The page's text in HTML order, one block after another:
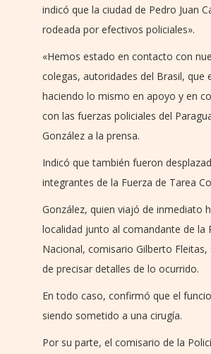
indicó que la ciudad de Pedro Juan
rodeada por efectivos policiales».
«Hemos estado en contacto con
colegas, autoridades del Brasil, que
haciendo lo mismo en apoyo y en
con las fuerzas policiales del
González a la prensa.
Indicó que también fueron
integrantes de la Fuerza de Tarea
González, quien viajó de inmediato
localidad junto al comandante de la
Nacional, comisario Gilberto Fleitas,
de precisar detalles de lo ocurrido.
En todo caso, confirmó que el
siendo sometido a una cirugía.
Por su parte, el comisario de la